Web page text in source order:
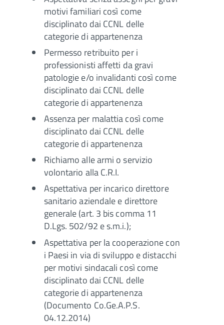
motivi familiari così come
disciplinato dai CCNL delle
categorie di appartenenza
Permesso retribuito per i
professionisti affetti da gravi
patologie e/o invalidanti così come
disciplinato dai CCNL delle
categorie di appartenenza
Assenza per malattia così come
disciplinato dai CCNL delle
categorie di appartenenza
Richiamo alle armi o servizio
volontario alla C.R.I.
Aspettativa per incarico direttore
sanitario aziendale e direttore
generale (art. 3 bis comma 11
D.Lgs. 502/92 e s.m.i.);
Aspettativa per la cooperazione con
i Paesi in via di sviluppo e distacchi
per motivi sindacali così come
disciplinato dai CCNL delle
categorie di appartenenza
(Documento Co.Ge.A.P.S.
04.12.2014)